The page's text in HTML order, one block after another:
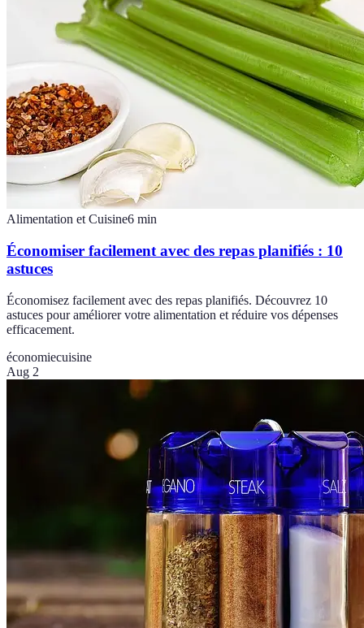
Alimentation et Cuisine6 min
Économiser facilement avec des repas planifiés : 10
astuces
Économisez facilement avec des repas planifiés. Découvrez 10
astuces pour améliorer votre alimentation et réduire vos dépenses
efficacement.
économiecuisine
Aug 2